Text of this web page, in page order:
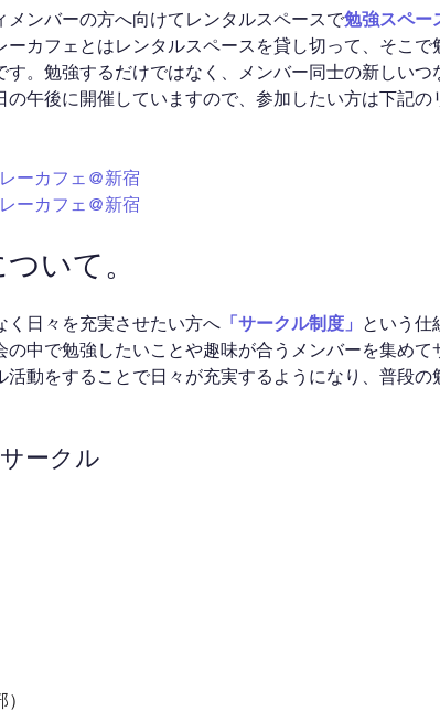
ンバーの方へ向けてレンタルスペースで勉強スペー
ーカフェとはレンタルスペースを貸し切って、そこで
。勉強するだけではなく、メンバー同士の新しいつ
の午後に開催していますので、参加したい方は下記の
ーカフェ@新宿
ーカフェ@新宿
いて。
く日々を充実させたい方へ 「サークル制度」 という仕
中で勉強したいことや趣味が合うメンバーを集めて
活動をすることで日々が充実するようになり、普段の
ークル